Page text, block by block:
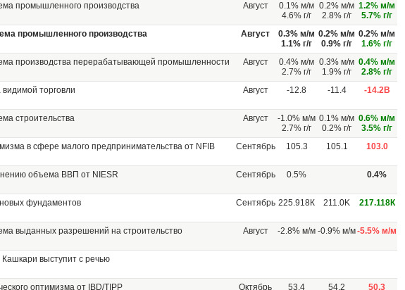
промышленного производства Август
0.1% м/м
4.6% г/г
0.2% м/м
2.8% г/г
1.2% м/м
5.7% г/г
промышленного производства Август
0.3% м/м
1.1% г/г
0.2% м/м
0.9% г/г
0.2% м/м
1.6% г/г
производства перерабатывающей промышленности Август
0.4% м/м
2.7% г/г
0.3% м/м
1.9% г/г
0.4% м/м
2.8% г/г
торговли Август -12.8 -11.4 -14.2B
строительства Август
-1.0% м/м
2.7% г/г
0.1% м/м
0.2% г/г
0.6% м/м
3.5% г/г
в сфере малого предпринимательства от NFIB Сентябрь 105.3 105.1 103.0
объема ВВП от NIESR Сентябрь 0.5% 0.4%
фундаментов Сентябрь 225.918К 211.0K 217.118К
выданных разрешений на строительство Август -2.8% м/м -0.9% м/м-5.5% м/м
выступит с речью
оптимизма от IBD/TIPP Октябрь 53.4 54.2 50.3